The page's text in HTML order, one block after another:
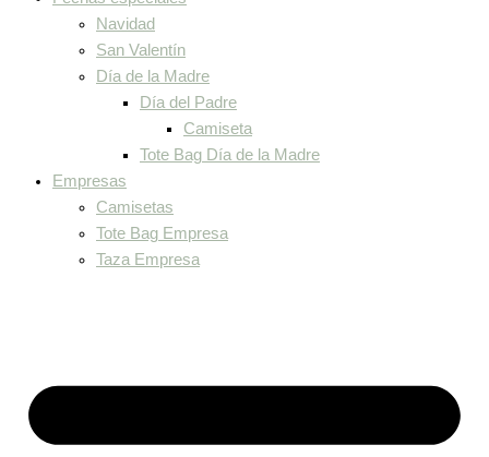
Navidad
San Valentín
Día de la Madre
Día del Padre
Camiseta
Tote Bag Día de la Madre
Empresas
Camisetas
Tote Bag Empresa
Taza Empresa